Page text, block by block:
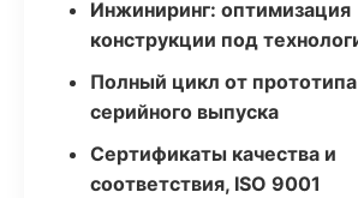
Инжиниринг: оптимизация
конструкции под
Полный цикл от
серийного выпуска
Сертификаты качества и
соответствия, ISO 9001